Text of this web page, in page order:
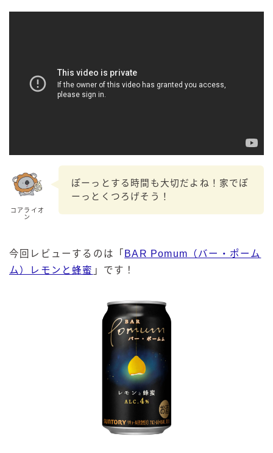
コアライオ
ン
ぽーっとする時間も大切だよね！家でぽ
ーっとくつろげそう！
今回レビューするのは「 BAR Pomum（バー・ポーム
ム）レモンと蜂蜜 」です！